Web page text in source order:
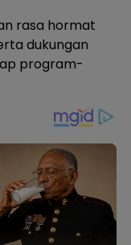
rasa hormat
dukungan
program-